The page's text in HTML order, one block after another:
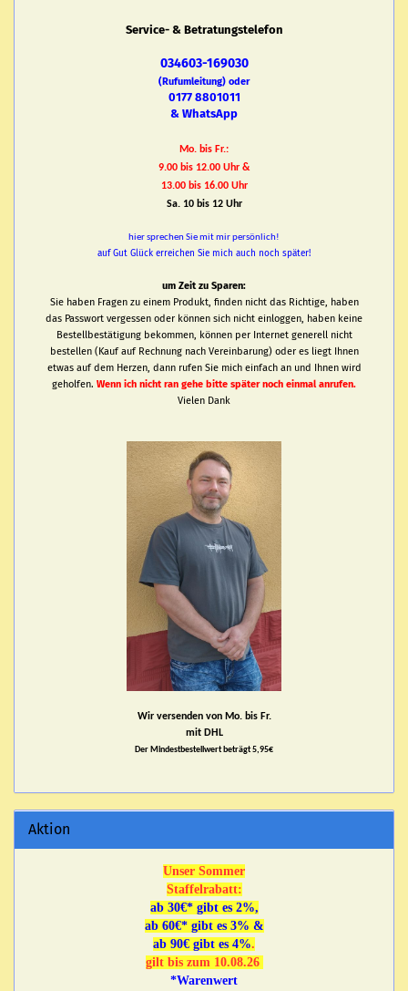
Service- & Betratungstelefon
034603-169030
(Rufumleitung) oder
0177 8801011
& WhatsApp
Mo. bis Fr.:
9.00 bis 12.00 Uhr &
13.00 bis 16.00 Uhr
Sa. 10 bis 12 Uhr
hier sprechen Sie mit mir persönlich!
auf Gut Glück erreichen Sie mich auch noch später!
um Zeit zu Sparen:
Sie haben Fragen zu einem Produkt, finden nicht das Richtige, haben
das Passwort vergessen oder können sich nicht einloggen, haben keine
Bestellbestätigung bekommen, können per Internet generell nicht
bestellen (Kauf auf Rechnung nach Vereinbarung) oder es liegt Ihnen
etwas auf dem Herzen, dann rufen Sie mich einfach an und Ihnen wird
geholfen. Wenn ich nicht ran gehe bitte später noch einmal anrufen.
Vielen Dank
Wir versenden von Mo. bis Fr.
mit DHL
Der Mindestbestellwert beträgt 5,95€
Aktion
Unser Sommer
Staffelrabatt:
ab 30€* gibt es 2%,
ab 60€* gibt es 3% &
ab 90€ gibt es 4%.
gilt bis zum 10.08.26
*Warenwert